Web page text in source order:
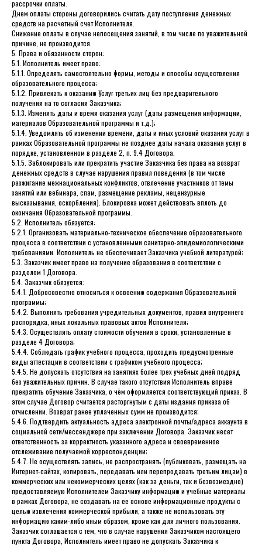
рассрочки оплаты.
Днем оплаты стороны договорились считать дату поступления денежных
средств на расчетный счет Исполнителя.
Снижение оплаты в случае непосещения занятий, в том числе по уважительной
причине, не производится.
5. Права и обязанности сторон:
5.1. Исполнитель имеет право:
5.1.1. Определять самостоятельно формы, методы и способы осуществления
образовательного процесса;
5.1.2. Привлекать к оказанию Услуг третьих лиц без предварительного
получения на то согласия Заказчика;
5.1.3. Изменять даты и время оказания услуг (даты размещения информации,
материалов Образовательной программы и т.д.);
5.1.4. Уведомлять об изменении времени, даты и иных условий оказания услуг в
рамках Образовательной программы не позднее даты начала оказания услуг в
порядке, установленном в разделе 2, п. 9.4 Договора.
5.1.5. Заблокировать или прекратить участие Заказчика без права на возврат
денежных средств в случае нарушения правил поведения (в том числе
разжигание межнациональных конфликтов, отвлечение участников от темы
занятий или вебинара, спам, размещение рекламы, нецензурные
высказывания, оскорбления). Блокировка может действовать вплоть до
окончания Образовательной программы.
5.2. Исполнитель обязуется:
5.2.1. Организовать материально-техническое обеспечение образовательного
процесса в соответствии с установленными санитарно-эпидемиологическими
требованиями. Исполнитель не обеспечивает Заказчика учебной литературой;
5.3. Заказчик имеет право на получение образования в соответствии с
разделом 1 Договора.
5.4. Заказчик обязуется:
5.4.1. Добросовестно относиться к освоению содержания Образовательной
программы;
5.4.2. Выполнять требования учредительных документов, правил внутреннего
распорядка, иных локальных правовых актов Исполнителя;
5.4.3. Осуществлять оплату стоимости обучения в сроки, установленные в
разделе 4 Договора;
5.4.4. Соблюдать график учебного процесса, проходить предусмотренные
виды аттестации в соответствии с графиком учебного процесса;
5.4.5. Не допускать отсутствия на занятиях более трех учебных дней подряд
без уважительных причин. В случае такого отсутствия Исполнитель вправе
прекратить обучение Заказчика, о чём оформляется соответствующий приказ. В
этом случае Договор считается расторгнутым с даты издания приказа об
отчислении. Возврат ранее уплаченных сумм не производится;
5.4.6. Подтвердить актуальность адреса электронной почты/адреса аккаунта в
социальной сети/мессенджере при заключении Договора. Заказчик несет
ответственность за корректность указанного адреса и своевременное
отслеживание получаемой корреспонденции;
5.4.7. Не осуществлять запись, не распространять (публиковать, размещать на
Интернет-сайтах, копировать, передавать или перепродавать третьим лицам) в
коммерческих или некоммерческих целях (как за деньги, так и безвозмездно)
предоставляемую Исполнителем Заказчику информацию и учебные материалы
в рамках Договора, не создавать на ее основе информационные продукты с
целью извлечения коммерческой прибыли, а также не использовать эту
информацию каким-либо иным образом, кроме как для личного пользования.
Заказчик соглашается с тем, что в случае нарушения Заказчиком настоящего
пункта Договора, Исполнитель имеет право не допускать Заказчика к